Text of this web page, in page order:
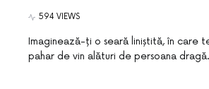
594 VIEWS
Imaginează-ți o seară liniștită, în care
pahar de vin alături de persoana